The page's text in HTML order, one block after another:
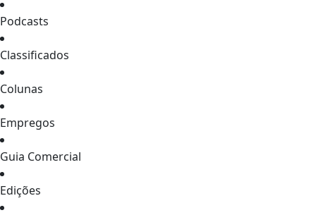
Podcasts
Classificados
Colunas
Empregos
Guia Comercial
Edições